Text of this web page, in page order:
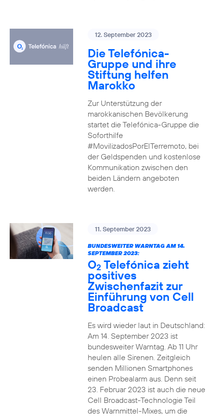
12. September 2023
Die Telefónica-
Gruppe und ihre
Stiftung helfen
Marokko
Zur Unterstützung der
marokkanischen Bevölkerung
startet die Telefónica-Gruppe die
Soforthilfe
#MovilizadosPorElTerremoto, bei
der Geldspenden und kostenlose
Kommunikation zwischen den
beiden Ländern angeboten
werden.
11. September 2023
BUNDESWEITER WARNTAG AM 14.
SEPTEMBER 2023:
O2 Telefónica zieht
positives
Zwischenfazit zur
Einführung von Cell
Broadcast
Es wird wieder laut in Deutschland:
Am 14. September 2023 ist
bundesweiter Warntag. Ab 11 Uhr
heulen alle Sirenen. Zeitgleich
senden Millionen Smartphones
einen Probealarm aus. Denn seit
23. Februar 2023 ist auch die neue
Cell Broadcast-Technologie Teil
des Warnmittel-Mixes, um die